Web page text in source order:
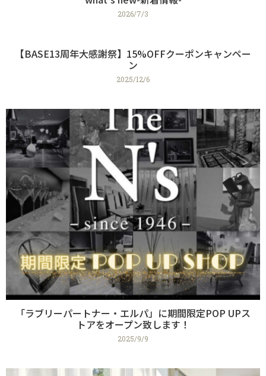
2026/7/3
【BASE13周年大感謝祭】15%OFFクーポンキャンペー
ン
2025/12/6
「ラブリーパートナー・エルパ」に期間限定POP UPス
トアをオープン致します！
2025/9/9